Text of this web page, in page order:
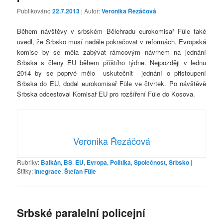
Publikováno22.7.2013 | Autor:Veronika Řezáčová
Během návštěvy v srbském Bělehradu eurokomisař Füle také
uvedl, že Srbsko musí nadále pokračovat v reformách. Evropská
komise by se měla zabývat rámcovým návrhem na jednání
Srbska s členy EU během příštího týdne. Nejpozději v lednu
2014 by se poprvé mělo uskutečnit jednání o přistoupení
Srbska do EU, dodal eurokomisař Füle ve čtvrtek. Po návštěvě
Srbska odcestoval Komisař EU pro rozšíření Füle do Kosova.
Veronika Řezáčová
Rubriky: Balkán, BS, EU, Evropa, Politika,Společnost,Srbsko |
Štítky:integrace,Štefan Füle
Srbské paralelní policejní